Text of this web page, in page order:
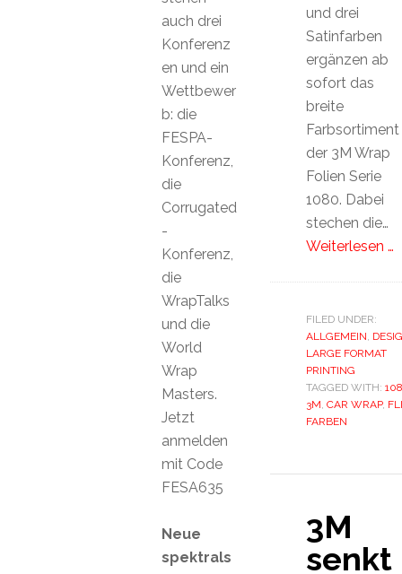
und drei
Satinfarben
ergänzen ab
sofort das
breite
Farbsortiment
der 3M Wrap
Folien Serie
1080. Dabei
stechen die…
Weiterlesen …
FILED UNDER:
ALLGEMEIN,
LARGE FORMAT
PRINTING
TAGGED WITH:
3M, CAR WRAP,
FARBEN
3M
senkt
auch drei
Konferenz
en und ein
Wettbewer
b: die
FESPA-
Konferenz,
die
Corrugated
-
Konferenz,
die
WrapTalks
und die
World
Wrap
Masters.
Jetzt
anmelden
mit Code
FESA635
Neue
spektrals